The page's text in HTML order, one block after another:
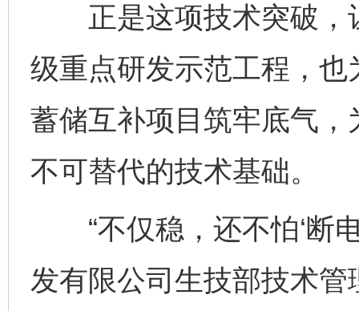
正是这项技术突破，
级重点研发示范工程，
蓄储互补项目筑牢底气
不可替代的技术基础。
“不仅稳，还不怕‘断电
发有限公司生技部技术